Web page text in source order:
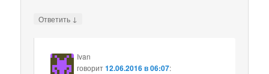
Ответить ↓
Ivan
говорит12.06.2016 в 06:07: